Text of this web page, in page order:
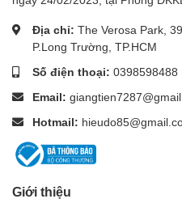
9.Đồng hồ đo năng lượng
10.Thiết bị đo chuyên
thiết bị đo tốc độ vòng
căng vật liệu, thiết bị đo độ
khoảng cách bằng laser,
thiết bị đo điện từ trường,
Địa chỉ: The Verosa Park,
P.Long Trường, TP.HCM
Số điện thoại: 0398598488
Email:
Hotmail:
Giới thiệu